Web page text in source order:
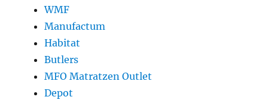
WMF
Manufactum
Habitat
Butlers
MFO Matratzen Outlet
Depot